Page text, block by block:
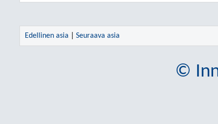
Edellinen asia Seuraava asia
©